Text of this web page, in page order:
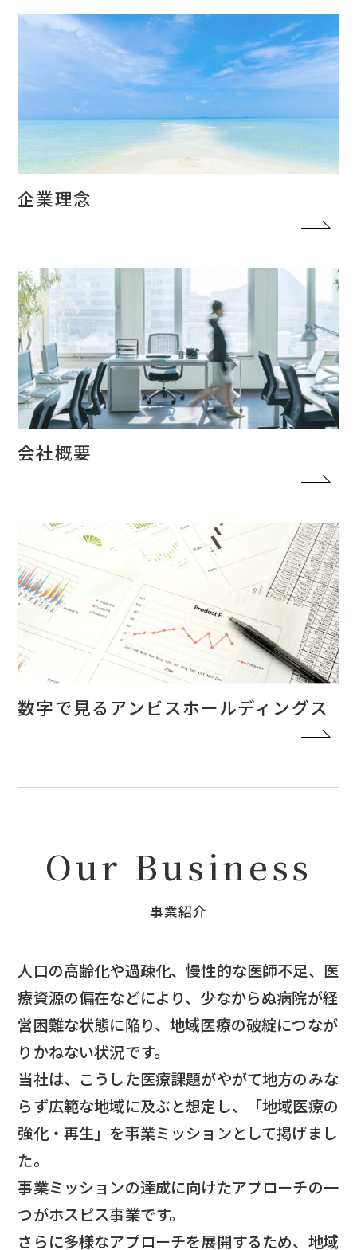
企業理念
会社概要
数字で見るアンビスホールディングス
Our Business
事業紹介
人口の高齢化や過疎化、慢性的な医師不足、医
療資源の偏在などにより、 少なからぬ病院が経
営困難な状態に陥り、地域医療の破綻につなが
りかねない状況です。
当社は、こうした医療課題がやがて地方のみな
らず広範な地域に及ぶと想定し、
「地域医療の
強化・再生」を事業ミッションとして掲げまし
た。
事業ミッションの達成に向けたアプローチの一
つがホスピス事業です。
さらに多様なアプローチを展開するため、地域